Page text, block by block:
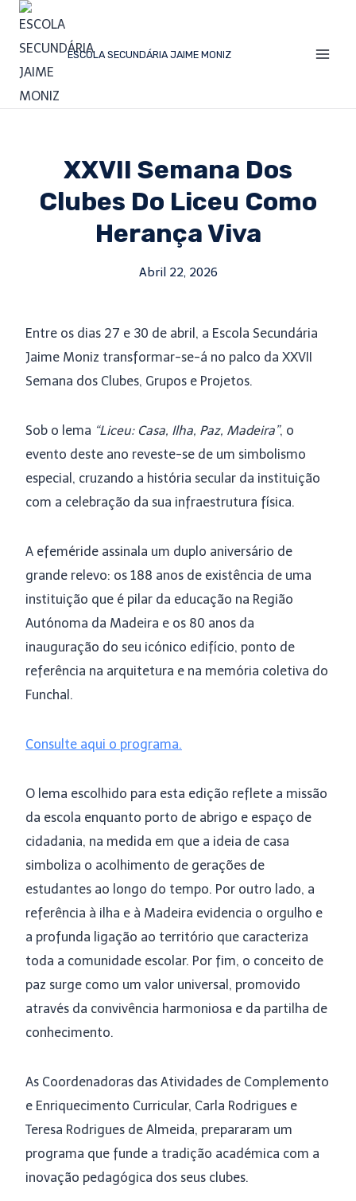
ESCOLA SECUNDÁRIA JAIME MONIZ
XXVII Semana Dos
Clubes Do Liceu Como
Herança Viva
Abril 22, 2026
Entre os dias 27 e 30 de abril, a Escola Secundária
Jaime Moniz transformar-se-á no palco da XXVII
Semana dos Clubes, Grupos e Projetos.
Sob o lema “Liceu: Casa, Ilha, Paz, Madeira”, o
evento deste ano reveste-se de um simbolismo
especial, cruzando a história secular da instituição
com a celebração da sua infraestrutura física.
A efeméride assinala um duplo aniversário de
grande relevo: os 188 anos de existência de uma
instituição que é pilar da educação na Região
Autónoma da Madeira e os 80 anos da
inauguração do seu icónico edifício, ponto de
referência na arquitetura e na memória coletiva do
Funchal.
Consulte aqui o programa.
O lema escolhido para esta edição reflete a missão
da escola enquanto porto de abrigo e espaço de
cidadania, na medida em que a ideia de casa
simboliza o acolhimento de gerações de
estudantes ao longo do tempo. Por outro lado, a
referência à ilha e à Madeira evidencia o orgulho e
a profunda ligação ao território que caracteriza
toda a comunidade escolar. Por fim, o conceito de
paz surge como um valor universal, promovido
através da convivência harmoniosa e da partilha de
conhecimento.
As Coordenadoras das Atividades de Complemento
e Enriquecimento Curricular, Carla Rodrigues e
Teresa Rodrigues de Almeida, prepararam um
programa que funde a tradição académica com a
inovação pedagógica dos seus clubes.